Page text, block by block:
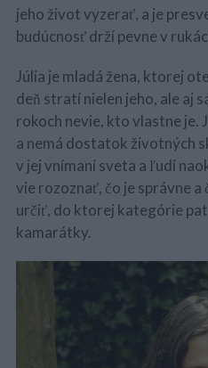
jeho život vyzerať, a je
budúcnosť drží pevne v
Júlia je mladá žena, ktorej
deň stratí nielen jeho, ale aj
rokoch nevie, kto vlastne je.
a nemá dostatok životných
v jej vnímaní sveta a ľudí
vie rozoznať, čo je správne a
určiť, do ktorej kategórie
kamarátky.